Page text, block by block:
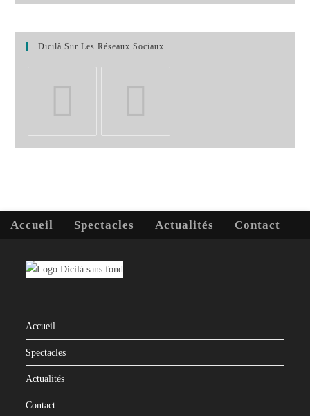
Dicilà Sur Les Réseaux Sociaux
onglet
onglet
Accueil Spectacles Actualités Contact
Accueil
Spectacles
Actualités
Contact